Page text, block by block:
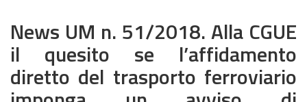
News UM n. 51/2018. Alla CGUE
il quesito se l’affidamento
diretto del trasporto ferroviario